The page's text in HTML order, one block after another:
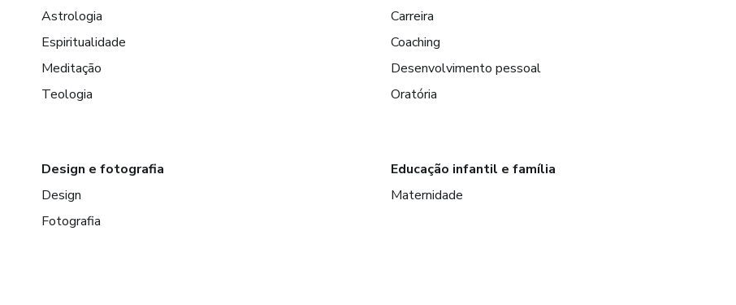
Astrologia
Espiritualidade
Meditação
Teologia
Carreira
Coaching
Desenvolvimento pessoal
Oratória
Design e fotografia
Design
Fotografia
Educação infantil e família
Maternidade